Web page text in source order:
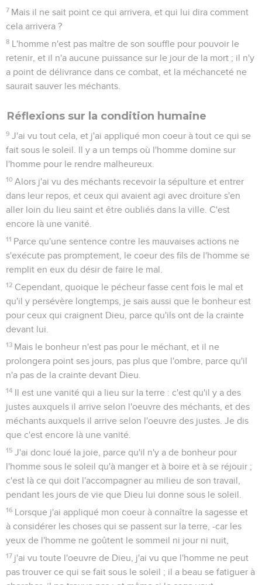
7 Mais il ne sait point ce qui arrivera, et qui lui dira comment
cela arrivera ?
8 L'homme n'est pas maître de son souffle pour pouvoir le
retenir, et il n'a aucune puissance sur le jour de la mort ; il n'y
a point de délivrance dans ce combat, et la méchanceté ne
saurait sauver les méchants.
Réflexions sur la condition humaine
9 J'ai vu tout cela, et j'ai appliqué mon coeur à tout ce qui se
fait sous le soleil. Il y a un temps où l'homme domine sur
l'homme pour le rendre malheureux.
10 Alors j'ai vu des méchants recevoir la sépulture et entrer
dans leur repos, et ceux qui avaient agi avec droiture s'en
aller loin du lieu saint et être oubliés dans la ville. C'est
encore là une vanité.
11 Parce qu'une sentence contre les mauvaises actions ne
s'exécute pas promptement, le coeur des fils de l'homme se
remplit en eux du désir de faire le mal.
12 Cependant, quoique le pécheur fasse cent fois le mal et
qu'il y persévère longtemps, je sais aussi que le bonheur est
pour ceux qui craignent Dieu, parce qu'ils ont de la crainte
devant lui.
13 Mais le bonheur n'est pas pour le méchant, et il ne
prolongera point ses jours, pas plus que l'ombre, parce qu'il
n'a pas de la crainte devant Dieu.
14 Il est une vanité qui a lieu sur la terre : c'est qu'il y a des
justes auxquels il arrive selon l'oeuvre des méchants, et des
méchants auxquels il arrive selon l'oeuvre des justes. Je dis
que c'est encore là une vanité.
15 J'ai donc loué la joie, parce qu'il n'y a de bonheur pour
l'homme sous le soleil qu'à manger et à boire et à se réjouir ;
c'est là ce qui doit l'accompagner au milieu de son travail,
pendant les jours de vie que Dieu lui donne sous le soleil.
16 Lorsque j'ai appliqué mon coeur à connaître la sagesse et
à considérer les choses qui se passent sur la terre, -car les
yeux de l'homme ne goûtent le sommeil ni jour ni nuit,
17 j'ai vu toute l'oeuvre de Dieu, j'ai vu que l'homme ne peut
pas trouver ce qui se fait sous le soleil ; il a beau se fatiguer à